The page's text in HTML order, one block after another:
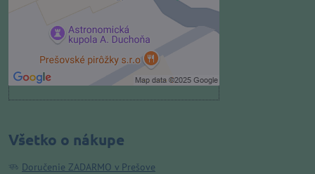
Povoliť a zapamätať - súhlas s
druhom cookie: Funkčné
Otvoriť obsah v novom okne
Všetko o nákupe
Doručenie ZADARMO v Prešove